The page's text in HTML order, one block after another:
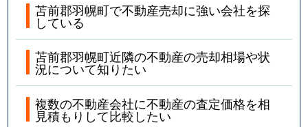
苫前郡羽幌町で不動産売却に強い会社を探
している
苫前郡羽幌町近隣の不動産の売却相場や状
況について知りたい
複数の不動産会社に不動産の査定価格を相
見積もりして比較したい